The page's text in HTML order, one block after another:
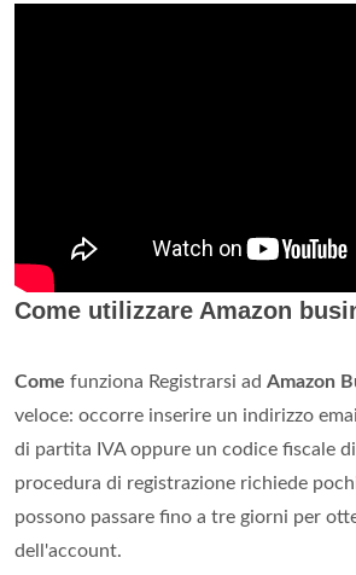
Come utilizzare Amazon
Come funziona Registrarsi ad Amazon
veloce: occorre inserire un indirizzo
di partita IVA oppure un codice fiscale
procedura di registrazione richiede
possono passare fino a tre giorni per
dell'account.